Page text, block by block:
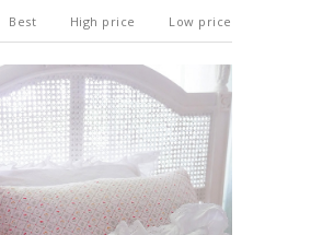
Best High price Low price